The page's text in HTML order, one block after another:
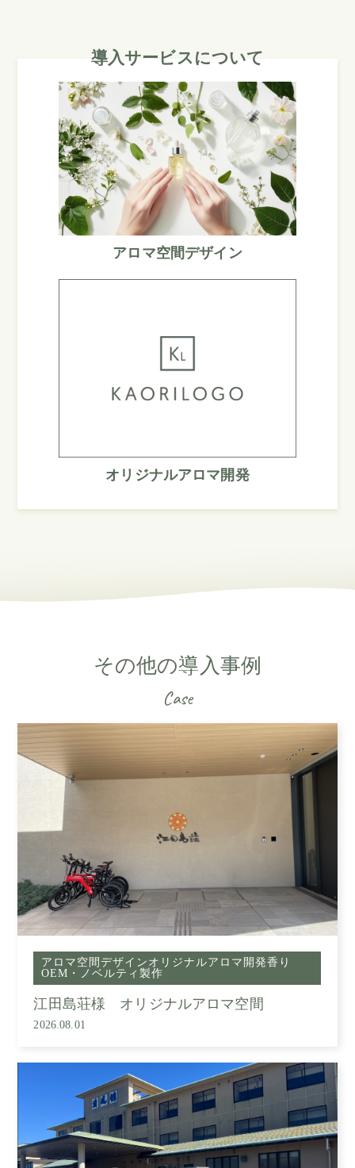
導入サービスについて
アロマ空間デザイン
オリジナルアロマ開発
その他の導入事例
Case
アロマ空間デザイン オリジナルアロマ開発香り
OEM・ノベルティ製作
江田島荘様 オリジナルアロマ空間
2026.08.01